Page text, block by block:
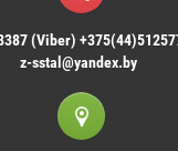
(Viber)
z-sstal@yandex.by